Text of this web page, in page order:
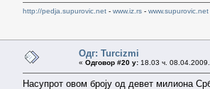
http://pedja.supurovic.net - www.iz.rs - www.supurovic.net
Одг: Turcizmi
« Одговор #20 у: 18.03 ч.
Насупрот овом броју од девет милиона